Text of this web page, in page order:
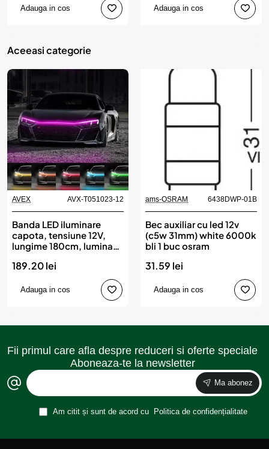
Adauga in cos Adauga in cos
Aceeasi categorie
AVEX AVX-T051023-12
Banda LED iluminare
capota, tensiune 12V,
lungime 180cm, lumina
189.20 lei
Adauga in cos
ams-OSRAM 6438DWP-01B
Bec auxiliar cu led 12v
(c5w 31mm) white 6000k
bli 1 buc osram
31.59 lei
Adauga in cos
Fii primul care afla despre reduceri si oferte speciale
Aboneaza-te la newsletter
Ma abonez
Am citit și sunt de acord cu Politica de confidențialitate